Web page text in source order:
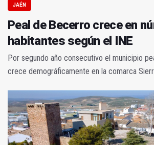
JAÉN
Peal de Becerro crece en
habitantes según el INE
Por segundo año consecutivo el municipio
crece demográficamente en la comarca